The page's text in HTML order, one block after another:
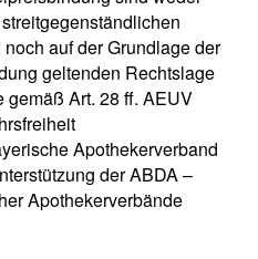
auf der Grundlage der
geltenden Rechtslage
Art. 28 ff. AEUV
Apothekerverband
der ABDA –
Apothekerverbände